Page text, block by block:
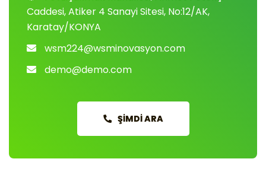
Caddesi, Atiker 4 Sanayi Sitesi, No:12/AK,
Karatay/KONYA
wsm224@wsminovasyon.com
demo@demo.com
ŞIMDI ARA